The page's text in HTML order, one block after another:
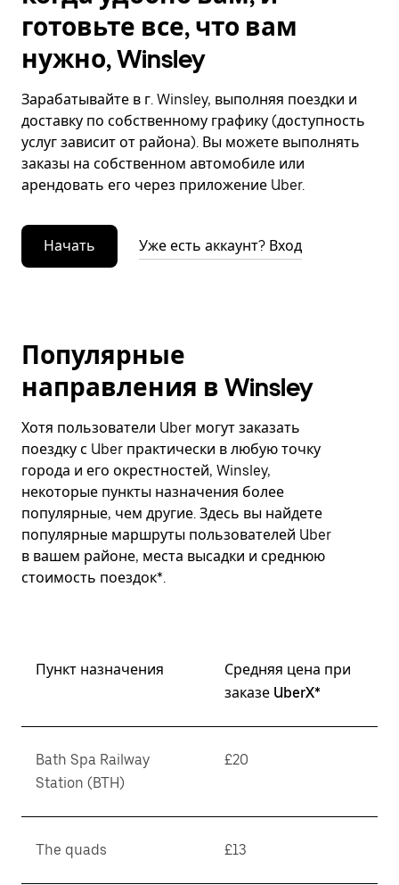
готовьте все, что вам
нужно, Winsley
Зарабатывайте в г. Winsley, выполняя поездки и
доставку по собственному графику (доступность
услуг зависит от района). Вы можете выполнять
заказы на собственном автомобиле или
арендовать его через приложение Uber.
Начать Уже есть аккаунт? Вход
Популярные
направления в Winsley
Хотя пользователи Uber могут заказать
поездку с Uber практически в любую точку
города и его окрестностей, Winsley,
некоторые пункты назначения более
популярные, чем другие. Здесь вы найдете
популярные маршруты пользователей Uber
в вашем районе, места высадки и среднюю
стоимость поездок*.
Пункт назначения
Средняя цена при
заказе UberX*
Bath Spa Railway
Station (BTH)
£20
The quads £13